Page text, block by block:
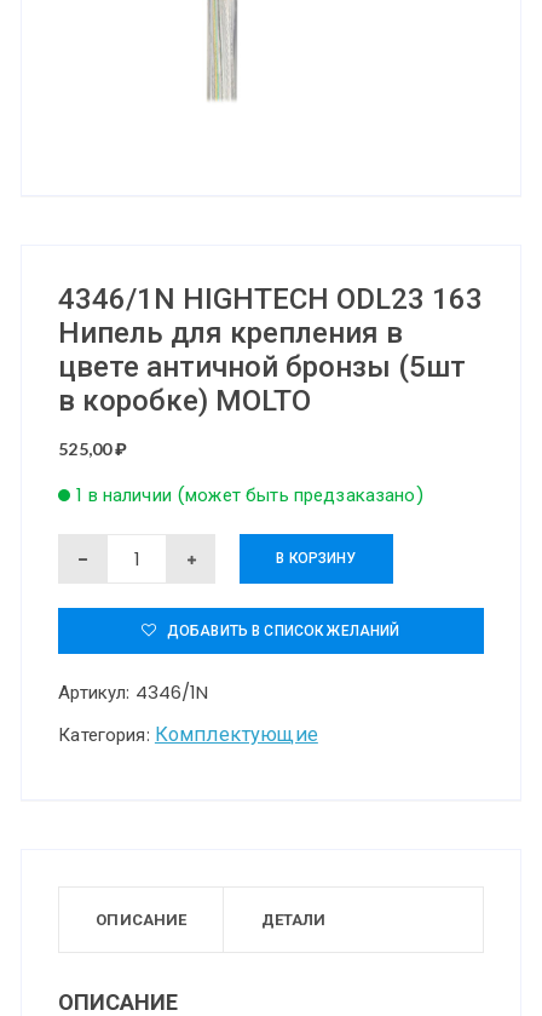
4346/1N HIGHTECH ODL23 163
Нипель для крепления в
цвете античной бронзы (5шт
в коробке) MOLTO
525,00₽
1 в наличии (может быть предзаказано)
Количество
4346/1N
HIGHTECH
ODL23
163
цвете
В КОРЗИНУ
ДОБАВИТЬ В СПИСОК ЖЕЛАНИЙ
Артикул: 4346/1N
Категория: Комплектующие
ОПИСАНИЕ ДЕТАЛИ
ОПИСАНИЕ